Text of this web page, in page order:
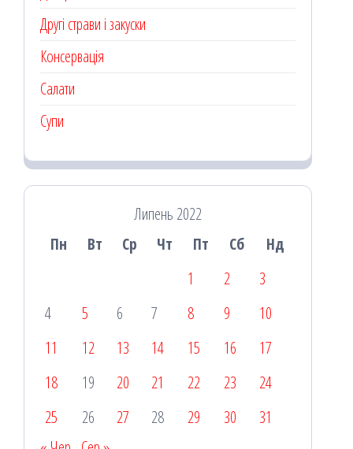
Другі страви і закуски
Консервація
Салати
Супи
Липень 2022
Пн
Вт Ср Чт Пт Сб
Нд
1
2
3
4
5 6 7 8 9
10
11
12 13 14 15 16
17
18
19 20 21 22 23
24
25
26 27 28 29 30
31